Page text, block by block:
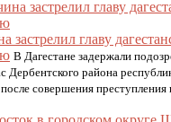
застрелил главу
В Дагестане задержали
Дербентского района
совершения преступления